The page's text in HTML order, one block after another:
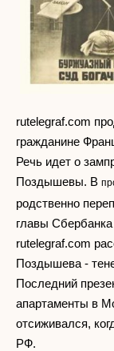
rutelegraf.com
гражданине
Речь идет о
Поздышевы. В
родственно
главы
rutelegraf.com
Поздышева -
Последний
апартаменты в
отсиживался,
РФ.